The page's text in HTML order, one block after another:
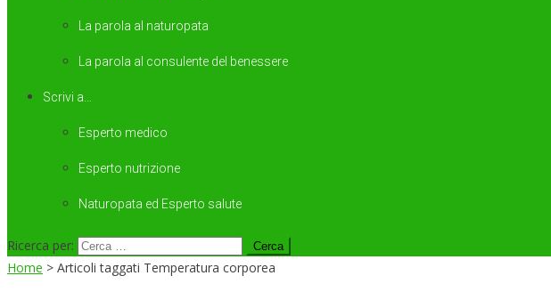
La parola al naturopata
La parola al consulente del benessere
Scrivi a…
Esperto medico
Esperto nutrizione
Naturopata ed Esperto salute
Ricerca per:
Home > Articoli taggati Temperatura corporea